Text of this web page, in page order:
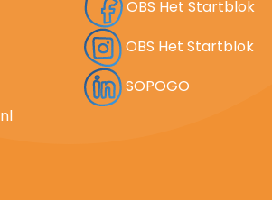
OBS Het Startblok
OBS Het Startblok
SOPOGO